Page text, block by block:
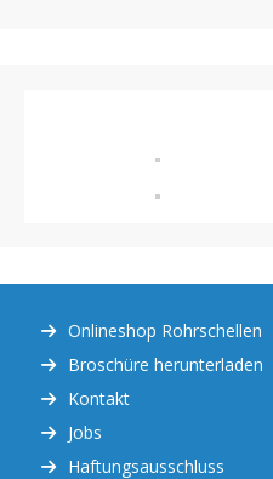
Onlineshop Rohrschellen
Broschüre herunterladen
Kontakt
Jobs
Haftungsausschluss